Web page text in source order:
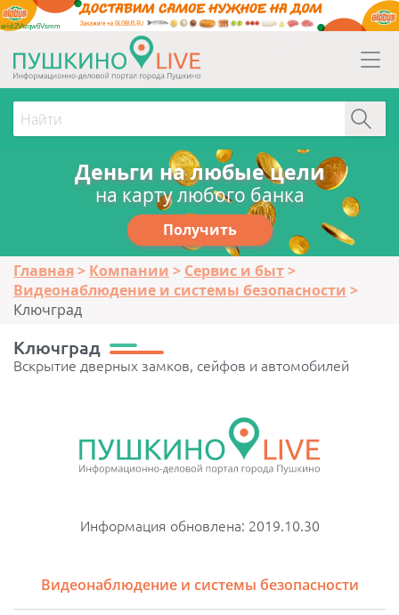
erid:2Vtzqw6Vsmm
Деньги на любые цели
на карту любого банка
Получить
Главная Компании
Сервис и быт
Видеонаблюдение и системы безопасности
Ключград
Ключград
Вскрытие дверных замков, сейфов и автомобилей
Информация обновлена: 2019.10.30
Видеонаблюдение и системы безопасности